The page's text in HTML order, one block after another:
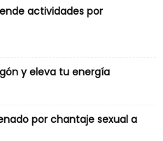
actividades por
y eleva tu energía
por chantaje sexual a